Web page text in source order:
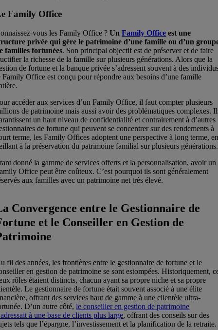
Family Office
vous les Family Office ?UnFamily Office est une
privée qui gère le patrimoine d’une famille ou d’un
familles fortunées. Son principal objectif est de préserver et de faire
la richesse de la famille sur plusieurs générations. Alors que la
de fortune et la banque privée s’adressent souvent à des
Family Office est conçu pour répondre aux besoins d’une famille
accéder aux services d’un Family Office, il faut compter plusieurs
de patrimoine mais aussi avoir des problématiques complexes.
un haut niveau de confidentialité et contrairement à d’autres
de fortune qui peuvent se concentrer sur des rendements à
terme, les Family Offices adoptent une perspective à long terme,
à la préservation du patrimoine familial sur plusieurs générations.
donné la gamme de services offerts et la personnalisation, avoir un
Office peut être coûteux. C’est pourquoi ils sont généralement
aux familles avec un patrimoine net très élevé.
Convergence entre le Gestionnaire de
et le Conseiller en Gestion de
fil des années, les frontières entre le gestionnaire de fortune et le
en gestion de patrimoine se sont estompées. Historiquement,
rôles étaient distincts, chacun ayant sa propre niche et sa propre
Le gestionnaire de fortune était souvent associé à une élite
offrant des services haut de gamme à une clientèle ultra-
D’un autre côté,le conseiller en gestion de patrimoine
à une base de clients plus large, offrant des conseils sur des
tels que l’épargne, l’investissement et la planification de la retraite.